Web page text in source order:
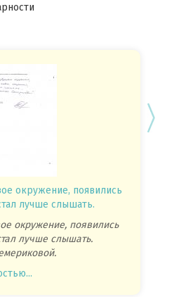
окружение, появились
лучше слышать.
окружение, появились
лучше слышать.